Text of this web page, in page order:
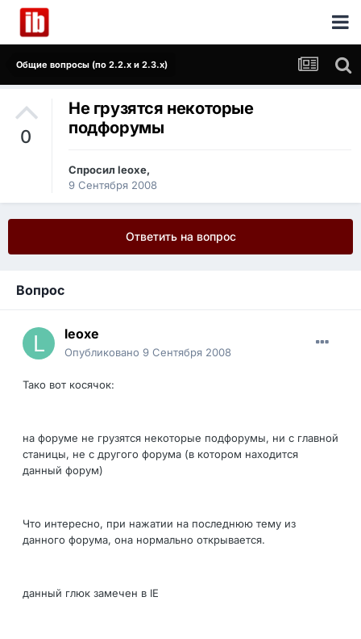
Общие вопросы (по 2.2.x и 2.3.x)
0
Не грузятся некоторые
подфорумы
Спросил leoxe,
9 Сентября 2008
Ответить на вопрос
Вопрос
leoxe
Опубликовано 9 Сентября 2008
Тако вот косячок:
на форуме не грузятся некоторые подфорумы, ни с главной
станицы, не с другого форума (в котором находится
данный форум)
Что интересно, при нажатии на последнюю тему из
данного форума, она нормально открывается.
данный глюк замечен в IE